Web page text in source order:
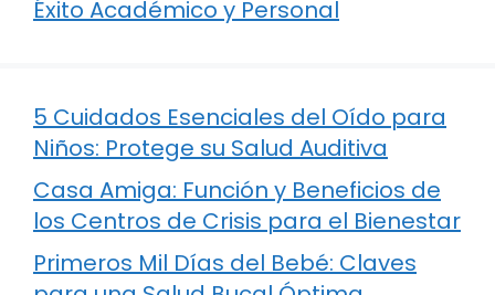
Éxito Académico y Personal
5 Cuidados Esenciales del Oído para
Niños: Protege su Salud Auditiva
Casa Amiga: Función y Beneficios de
los Centros de Crisis para el Bienestar
Primeros Mil Días del Bebé: Claves